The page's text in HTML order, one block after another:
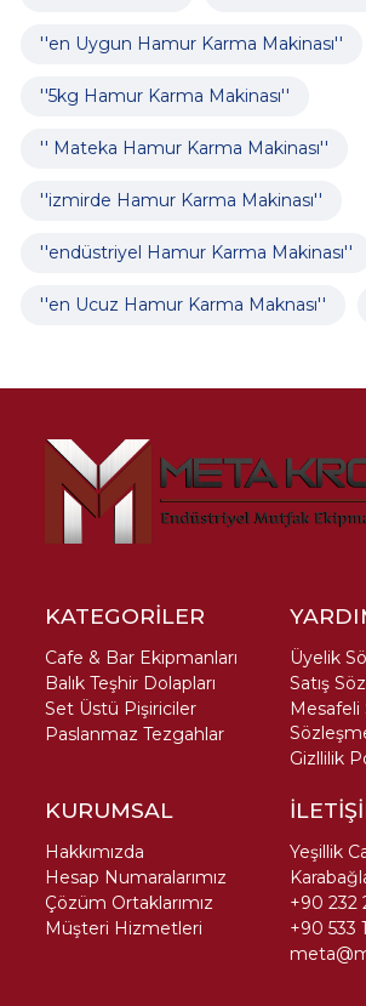
''en Uygun Hamur Karma Makinası''
''5kg Hamur Karma Makinası''
'' Mateka Hamur Karma Makinası''
''izmirde Hamur Karma Makinası''
''endüstriyel Hamur Karma Makinası''
''en Ucuz Hamur Karma Maknası''
KATEGORİLER
Cafe & Bar Ekipmanları
Balık Teşhir Dolapları
Set Üstü Pişiriciler
Paslanmaz Tezgahlar
Üyelik
Satış
Mesafeli
Gizllilik
KURUMSAL
Hakkımızda
Hesap Numaralarımız
Çözüm Ortaklarımız
Müşteri Hizmetleri
Yeşillik
+90 232
+90 533